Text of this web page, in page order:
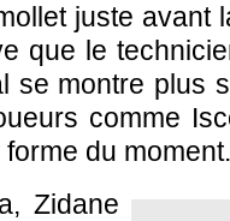
juste avant
que le
se montre plus
comme
du moment.
Zidane